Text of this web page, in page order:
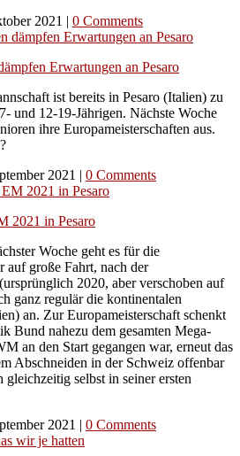
2021 | 0 Comments
Erwartungen an Pesaro
ist bereits in Pesaro (Italien) zu
und 12-19-Jährigen. Nächste Woche
ihre Europameisterschaften aus.
2021 | 0 Comments
2021 in Pesaro
Woche geht es für die
auf große Fahrt, nach der
2020, aber verschoben auf
ganz regulär die kontinentalen
an. Zur Europameisterschaft schenkt
Bund nahezu dem gesamten Mega-
an den Start gegangen war, erneut das
Abschneiden in der Schweiz offenbar
selbst in seiner ersten
2021 | 0 Comments